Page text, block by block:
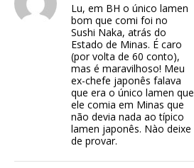
Lu, em BH o único lamen
bom que comi foi no
Sushi Naka, atrás do
Estado de Minas. É caro
(por volta de 60 conto),
mas é maravilhoso! Meu
ex-chefe japonês falava
que era o único lamen que
ele comia em Minas que
não devia nada ao típico
lamen japonês. Nào deixe
de provar.